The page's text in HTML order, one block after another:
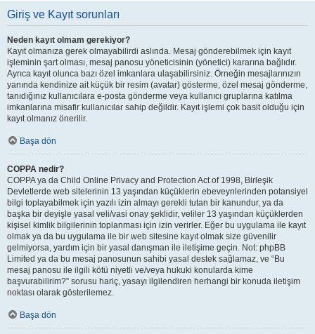
Giriş ve Kayıt sorunları
Neden kayıt olmam gerekiyor?
Kayıt olmanıza gerek olmayabilirdi aslında. Mesaj gönderebilmek için kayıt
işleminin şart olması, mesaj panosu yöneticisinin (yönetici) kararına bağlıdır.
Ayrıca kayıt olunca bazı özel imkanlara ulaşabilirsiniz. Örneğin mesajlarınızın
yanında kendinize ait küçük bir resim (avatar) gösterme, özel mesaj gönderme,
tanıdığınız kullanıcılara e-posta gönderme veya kullanıcı gruplarına katılma
imkanlarına misafir kullanıcılar sahip değildir. Kayıt işlemi çok basit olduğu için
kayıt olmanız önerilir.
Başa dön
COPPA nedir?
COPPA ya da Child Online Privacy and Protection Act of 1998, Birleşik
Devletlerde web sitelerinin 13 yaşından küçüklerin ebeveynlerinden potansiyel
bilgi toplayabilmek için yazılı izin almayı gerekli tutan bir kanundur, ya da
başka bir deyişle yasal veli/vasi onay şeklidir, veliler 13 yaşından küçüklerden
kişisel kimlik bilgilerinin toplanması için izin verirler. Eğer bu uygulama ile kayıt
olmak ya da bu uygulama ile bir web sitesine kayıt olmak size güvenilir
gelmiyorsa, yardım için bir yasal danışman ile iletişime geçin. Not: phpBB
Limited ya da bu mesaj panosunun sahibi yasal destek sağlamaz, ve “Bu
mesaj panosu ile ilgili kötü niyetli ve/veya hukuki konularda kime
başvurabilirim?” sorusu hariç, yasayı ilgilendiren herhangi bir konuda iletişim
noktası olarak gösterilemez.
Başa dön